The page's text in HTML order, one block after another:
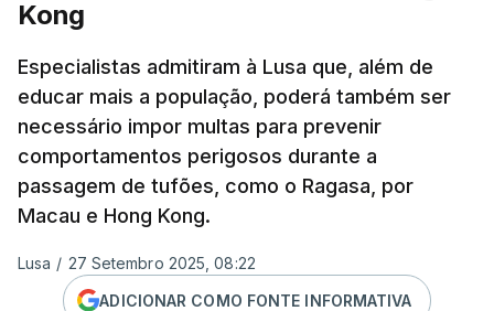
Kong
Especialistas admitiram à Lusa que, além de
educar mais a população, poderá também ser
necessário impor multas para prevenir
comportamentos perigosos durante a
passagem de tufões, como o Ragasa, por
Macau e Hong Kong.
Lusa / 27 Setembro 2025, 08:22
ADICIONAR COMO FONTE INFORMATIVA